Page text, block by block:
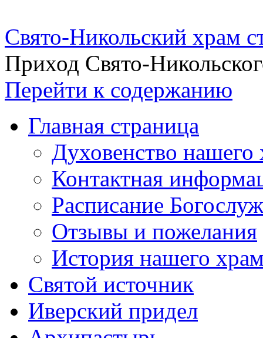
Свято-Никольский храм
Приход Свято-
Перейти к содержанию
Главная страница
Духовенство нашего
Контактная
Расписание
Отзывы и пожелания
История нашего
Святой источник
Иверский придел